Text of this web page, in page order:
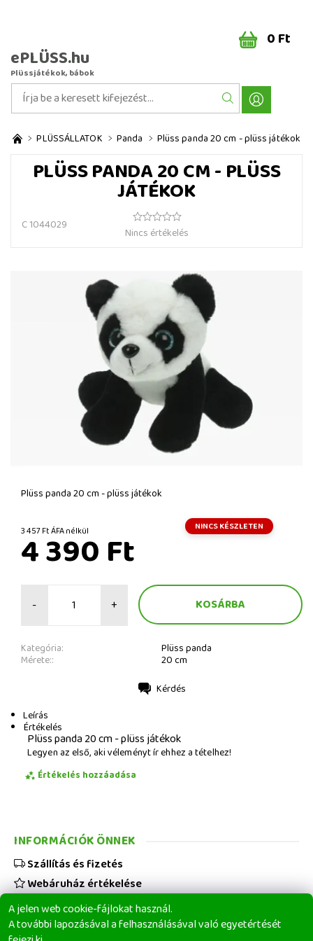
ePLÜSS.hu
Plüssjátékok, bábok
0 Ft
PLÜSSÁLLATOK Panda Plüss panda 20 cm - plüss játékok
PLÜSS PANDA 20 CM - PLÜSS
JÁTÉKOK
C 1044029
Nincs értékelés
Plüss panda 20 cm - plüss játékok
3 457 Ft ÁFA nélkül NINCS KÉSZLETEN
4 390 Ft
- +
Kategória: Plüss panda
Mérete:: 20 cm
Kérdés
Leírás
Értékelés
Plüss panda 20 cm - plüss játékok
Legyen az első, aki véleményt ír ehhez a tételhez!
Értékelés hozzáadása
A jelen web cookie-fájlokat használ.
A további lapozásával a felhasználásával való egyetértését
INFORMÁCIÓK ÖNNEK
Szállítás és fizetés
Webáruház értékelése
Viszonteladóknak
Üzleti feltételek